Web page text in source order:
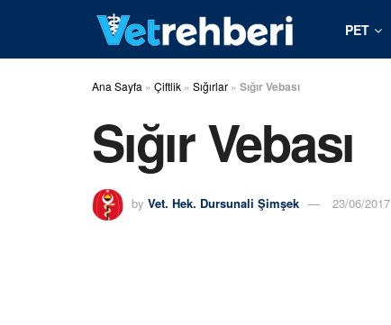
PET
Ana Sayfa » Çiftlik » Sığırlar » Sığır Vebası
Sığır Vebası
by Vet. Hek. Dursunali Şimşek 23/06/2017